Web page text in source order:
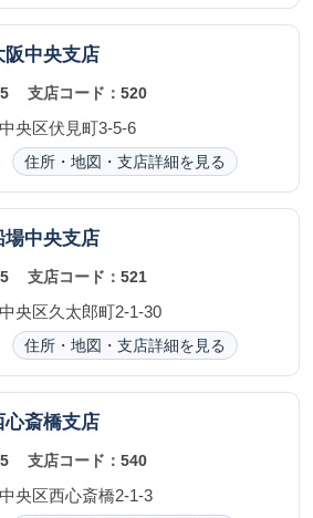
阪中央支店
支店コード：520
央区伏見町3-5-6
住所・地図・支店詳細を見る
場中央支店
支店コード：521
央区久太郎町2-1-30
住所・地図・支店詳細を見る
心斎橋支店
支店コード：540
央区西心斎橋2-1-3